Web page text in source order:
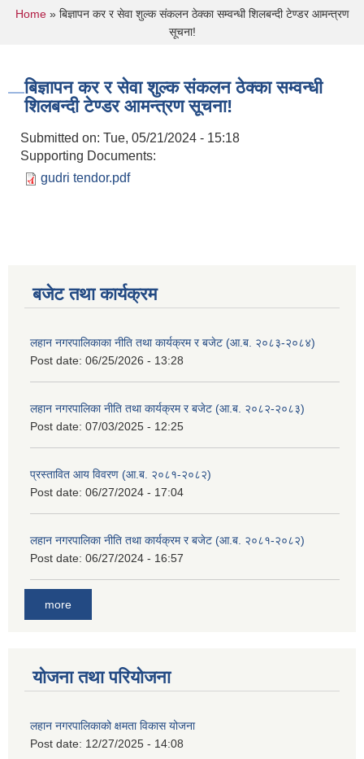
You are here
Home» बिज्ञापन कर र सेवा शुल्क संकलन ठेक्का सम्वन्धी शिलबन्दी टेण्डर आमन्त्रण
सूचना!
बिज्ञापन कर र सेवा शुल्क संकलन ठेक्का सम्वन्धी
शिलबन्दी टेण्डर आमन्त्रण सूचना!
Submitted on: Tue, 05/21/2024 - 15:18
Supporting Documents:
gudri tendor.pdf
बजेट तथा कार्यक्रम
लहान नगरपालिकाका नीति तथा कार्यक्रम र बजेट (आ.ब. २०८३-२०८४)
Post date: 06/25/2026 - 13:28
लहान नगरपालिका नीति तथा कार्यक्रम र बजेट (आ.ब. २०८२-२०८३)
Post date: 07/03/2025 - 12:25
प्रस्तावित आय विवरण (आ.ब. २०८१-२०८२)
Post date: 06/27/2024 - 17:04
लहान नगरपालिका नीति तथा कार्यक्रम र बजेट (आ.ब. २०८१-२०८२)
Post date: 06/27/2024 - 16:57
more
योजना तथा परियोजना
लहान नगरपालिकाको क्षमता विकास योजना
Post date: 12/27/2025 - 14:08